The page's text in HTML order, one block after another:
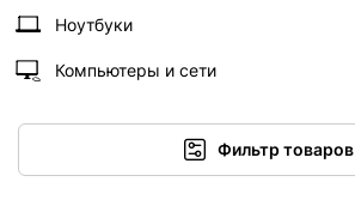
Ноутбуки
Компьютеры и сети
Фильтр товаров